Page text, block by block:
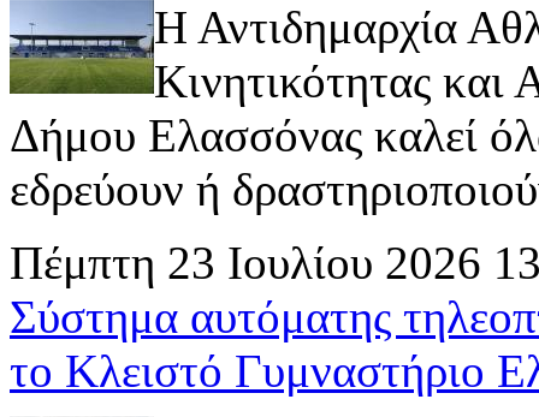
Η Αντιδημαρχία
Κινητικότητας
Δήμου Ελασσόνας καλεί
εδρεύουν ή
Πέμπτη 23 Ιουλίου 2026
Σύστημα αυτόματης
το Κλειστό Γυμναστήριο